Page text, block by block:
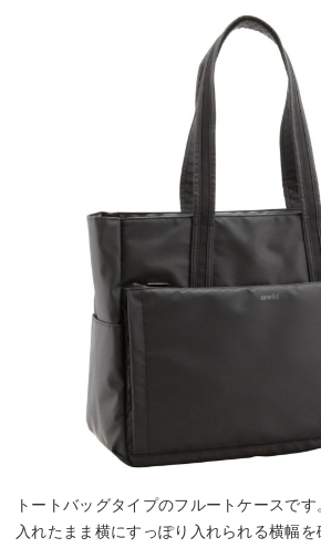
トートバッグタイプのフルートケースで
入れたまま横にすっぽり入れられる横幅